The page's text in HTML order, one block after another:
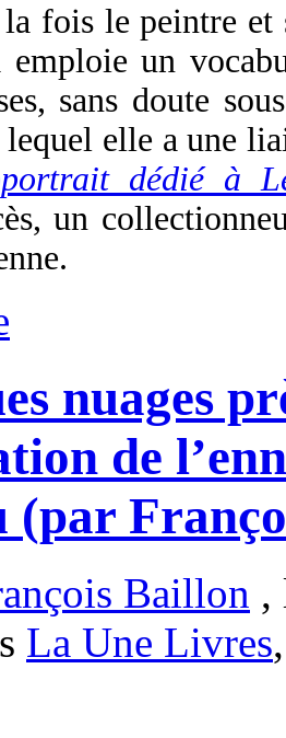
fois le peintre et
emploie un
sans doute
elle a une
dédié à
un
nuages
de
(par
Baillon ,
La Une Livres